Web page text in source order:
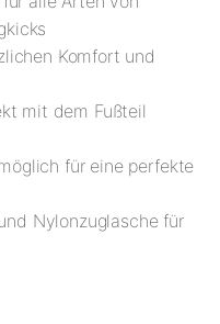
Komfort und
mit dem Fußteil
für eine perfekte
Nylonzuglasche für